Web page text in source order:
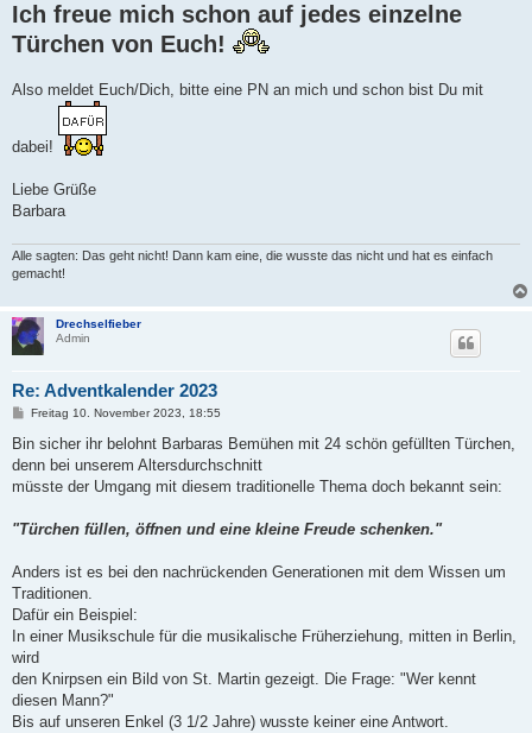
Ich freue mich schon auf jedes einzelne
Türchen von Euch!
Also meldet Euch/Dich, bitte eine PN an mich und schon bist Du mit
dabei!
Liebe Grüße
Barbara
Alle sagten: Das geht nicht! Dann kam eine, die wusste das nicht und hat es einfach
gemacht!
Drechselfieber
Admin
Re: Adventkalender 2023
B
i
r
a
Freitag 10. November 2023, 18:55
Bin sicher ihr belohnt Barbaras Bemühen mit 24 schön gefüllten Türchen,
denn bei unserem Altersdurchschnitt
müsste der Umgang mit diesem traditionelle Thema doch bekannt sein:
"Türchen füllen, öffnen und eine kleine Freude schenken."
Anders ist es bei den nachrückenden Generationen mit dem Wissen um
Traditionen.
Dafür ein Beispiel:
In einer Musikschule für die musikalische Früherziehung, mitten in Berlin,
wird
den Knirpsen ein Bild von St. Martin gezeigt. Die Frage: "Wer kennt
diesen Mann?"
Bis auf unseren Enkel (3 1/2 Jahre) wusste keiner eine Antwort.